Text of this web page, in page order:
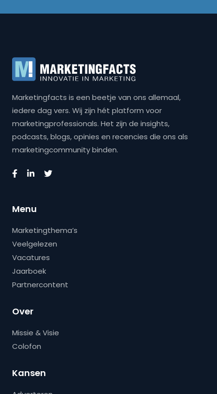
Marketingfacts is een beetje van ons allemaal,
iedere dag vers. Wij zijn hét platform voor
marketingprofessionals. Het zijn de insights,
podcasts, blogs, opinies en recencies die ons als
marketingcommunity binden.
Menu
Marketingthema’s
Veelgelezen
Vacatures
Jaarboek
Partnercontent
Over
Missie & Visie
Colofon
Kansen